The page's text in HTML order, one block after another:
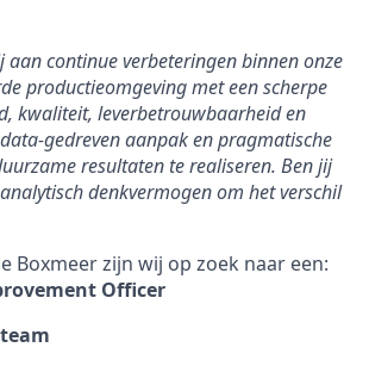
aan continue verbeteringen binnen onze
productieomgeving met een scherpe
kwaliteit, leverbetrouwbaarheid en
aanpak en pragmatische
resultaten te realiseren. Ben jij
denkvermogen om het verschil
Boxmeer zijn wij op zoek naar een:
Officer